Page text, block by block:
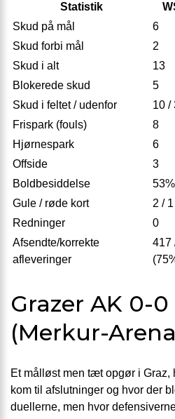
Statistik
Skud på mål
6
Skud forbi mål
2
Skud i alt
13
Blokerede skud
5
Skud i feltet / udenfor
10 /
Frispark (fouls)
8
Hjørnespark
6
Offside
3
Boldbesiddelse
53%
Gule / røde kort
2 / 1
Redninger
0
Afsendte/korrekte
afleveringer
417
Grazer AK 0-
(Merkur-
Et målløst men tæt opgør i Graz,
kom til afslutninger og hvor der
duellerne, men hvor